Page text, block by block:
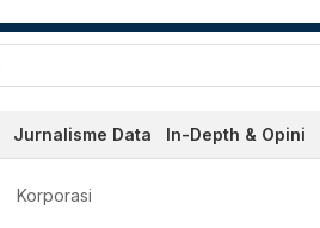
Jurnalisme Data In-Depth & Opini
Korporasi